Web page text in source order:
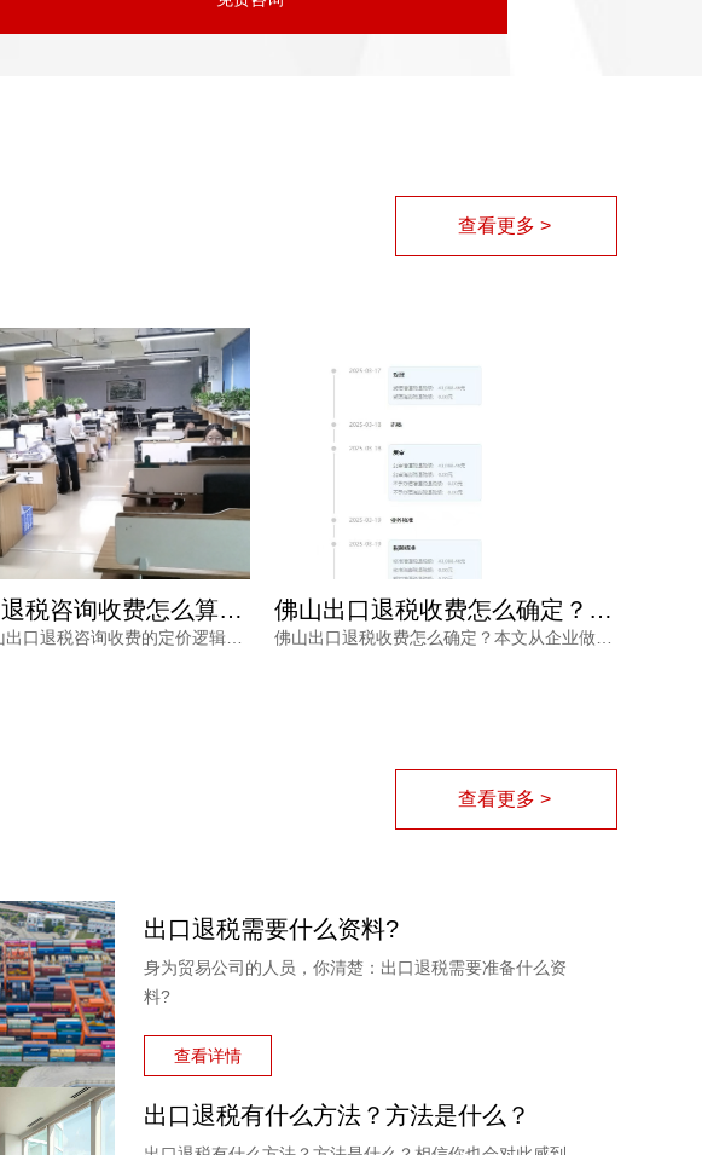
查看更多 >
佛山出口退税咨询收费怎么算？三个维度决定最终报价。 佛山出口退税收费怎么确定？别再为糊涂账买单，内行揭秘
查看更多 >
出口退税需要什么资料?
身为贸易公司的人员，你清楚：出口退税需要准备什么资
料?
查看详情
出口退税有什么方法？方法是什么？